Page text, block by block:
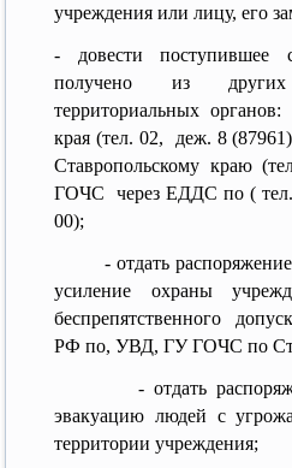
учреждения или лицу, его
- довести поступившее
получено из
территориальных
края (тел. 02, деж. 8
Ставропольскому краю
ГОЧС через ЕДДС по (
00);
- отдать распоряжение
усиление охраны
беспрепятственного
РФ по, УВД, ГУ ГОЧС по
- отдать
эвакуацию людей с
территории учреждения;